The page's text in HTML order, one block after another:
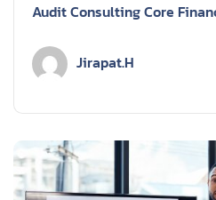
Audit Consulting Core
Jirapat.h